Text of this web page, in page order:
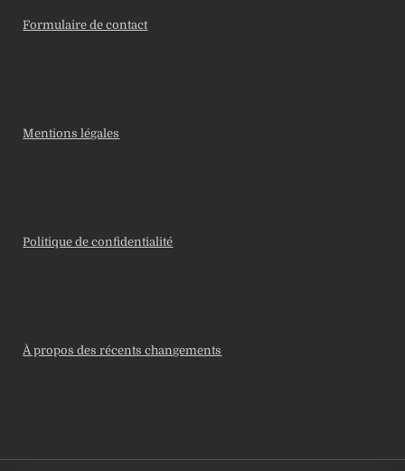
Formulaire de contact
Mentions légales
Politique de confidentialité
À propos des récents changements